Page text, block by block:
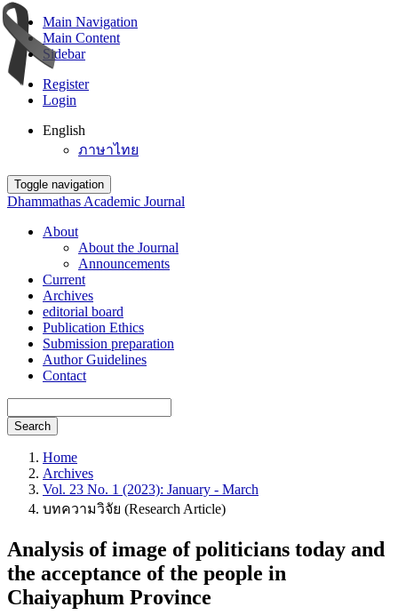
Main Navigation
Main Content
Sidebar
Register
Login
English
ภาษาไทย
Toggle navigation
Dhammathas Academic Journal
About
About the Journal
Announcements
Current
Archives
editorial board
Publication Ethics
Submission preparation
Author Guidelines
Contact
Search
Home
Archives
Vol. 23 No. 1 (2023): January - March
บทความวิจัย (Research Article)
Analysis of image of politicians today and
the acceptance of the people in
Chaiyaphum Province